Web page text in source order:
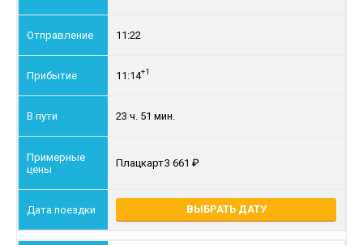
11:22
11:14+1
23 ч. 51 мин.
Плацкарт3 661
ВЫБРАТЬ ДАТУ